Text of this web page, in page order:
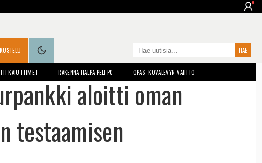
KAIUTTIMET RAKENNA HALPA PELI-PC OPAS: KOVALEVYN VAIHTO
aloitti oman
testaamisen